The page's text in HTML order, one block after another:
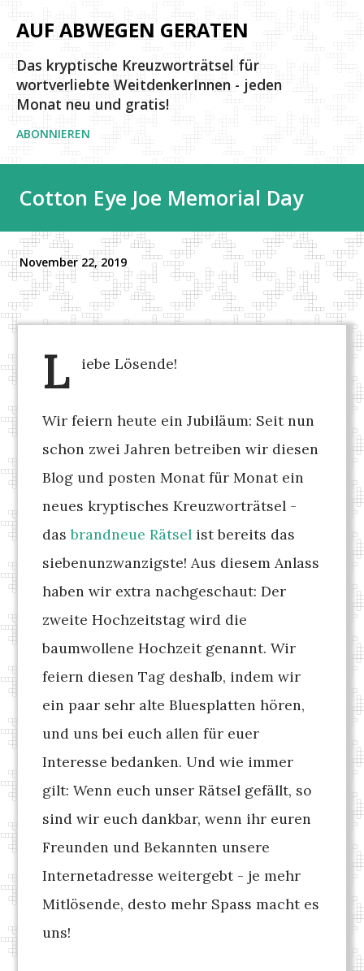
Direkt zum Hauptbereich
AUF ABWEGEN GERATEN
Das kryptische Kreuzworträtsel für
wortverliebte WeitdenkerInnen - jeden
Monat neu und gratis!
ABONNIEREN
Cotton Eye Joe Memorial Day
November 22, 2019
L iebe Lösende!
Wir feiern heute ein Jubiläum: Seit nun
schon zwei Jahren betreiben wir diesen
Blog und posten Monat für Monat ein
neues kryptisches Kreuzworträtsel -
dasbrandneue Rätsel ist bereits das
siebenunzwanzigste! Aus diesem Anlass
haben wir extra nachgeschaut: Der
zweite Hochzeitstag wird die
baumwollene Hochzeit genannt. Wir
feiern diesen Tag deshalb, indem wir
ein paar sehr alte Bluesplatten hören,
und uns bei euch allen für euer
Interesse bedanken. Und wie immer
gilt: Wenn euch unser Rätsel gefällt, so
sind wir euch dankbar, wenn ihr euren
Freunden und Bekannten unsere
Internetadresse weitergebt - je mehr
Mitlösende, desto mehr Spass macht es
uns!